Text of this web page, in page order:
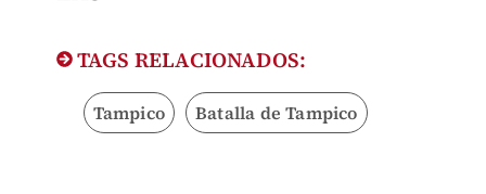
TAGS RELACIONADOS:
Tampico Batalla de Tampico